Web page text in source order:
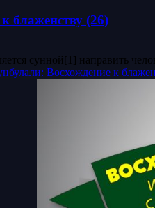
блаженству (26)
сунной[1] направить
Восхождение к